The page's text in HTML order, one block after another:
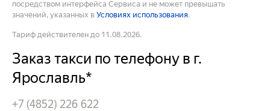
посредством интерфейса Сервиса и не может превышать
значений, указанных в Условиях использования.
Тариф действителен до 11.08.2026.
Заказ такси по телефону в г.
Ярославль*
+7 (4852) 226 622